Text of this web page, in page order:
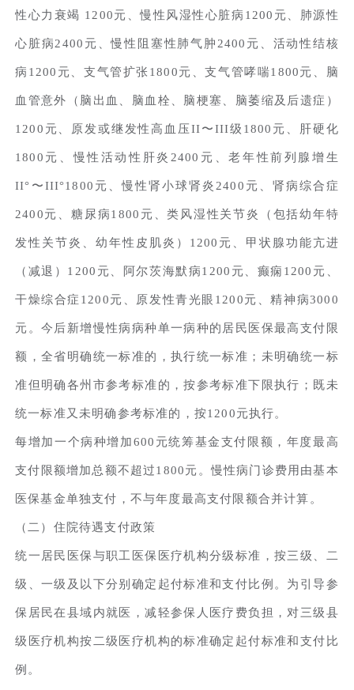
性心力衰竭 1200元、慢性风湿性心脏病1200元、肺源性
心脏病2400元、慢性阻塞性肺气肿2400元、活动性结核
病1200元、支气管扩张1800元、支气管哮喘1800元、脑
血管意外（脑出血、脑血栓、脑梗塞、脑萎缩及后遗症）
1200元、原发或继发性高血压II〜III级1800元、肝硬化
1800元、慢性活动性肝炎2400元、老年性前列腺增生
II°〜III°1800元、慢性肾小球肾炎2400元、肾病综合症
2400元、糖尿病1800元、类风湿性关节炎（包括幼年特
发性关节炎、幼年性皮肌炎）1200元、甲状腺功能亢进
（减退）1200元、阿尔茨海默病1200元、癫痫1200元、
干燥综合症1200元、原发性青光眼1200元、精神病3000
元。今后新增慢性病病种单一病种的居民医保最高支付限
额，全省明确统一标准的，执行统一标准；未明确统一标
准但明确各州市参考标准的，按参考标准下限执行；既未
统一标准又未明确参考标准的，按1200元执行。
每增加一个病种增加600元统筹基金支付限额，年度最高
支付限额增加总额不超过1800元。慢性病门诊费用由基本
医保基金单独支付，不与年度最高支付限额合并计算。
（二）住院待遇支付政策
统一居民医保与职工医保医疗机构分级标准，按三级、二
级、一级及以下分别确定起付标准和支付比例。为引导参
保居民在县域内就医，减轻参保人医疗费负担，对三级县
级医疗机构按二级医疗机构的标准确定起付标准和支付比
例。